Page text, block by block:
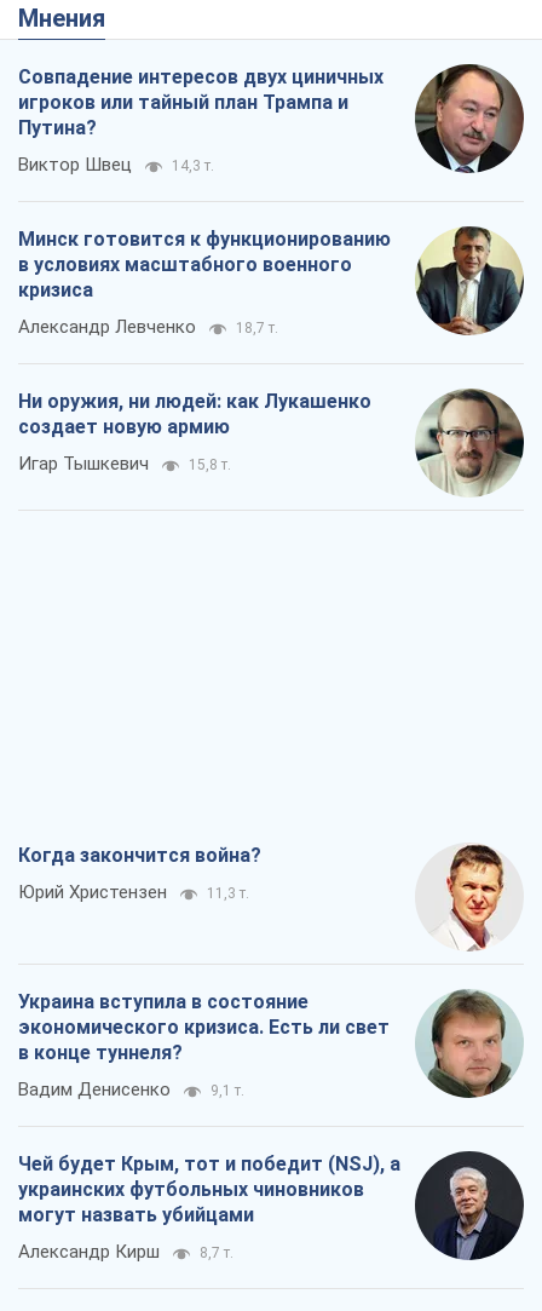
Мнения
Совпадение интересов двух циничных
игроков или тайный план Трампа и
Путина?
Виктор Швец 14,3 т.
Минск готовится к функционированию
в условиях масштабного военного
кризиса
Александр Левченко 18,7 т.
Ни оружия, ни людей: как Лукашенко
создает новую армию
Игар Тышкевич 15,8 т.
Когда закончится война?
Юрий Христензен 11,3 т.
Украина вступила в состояние
экономического кризиса. Есть ли свет
в конце туннеля?
Вадим Денисенко 9,1 т.
Чей будет Крым, тот и победит (NSJ), а
украинских футбольных чиновников
могут назвать убийцами
Александр Кирш 8,7 т.